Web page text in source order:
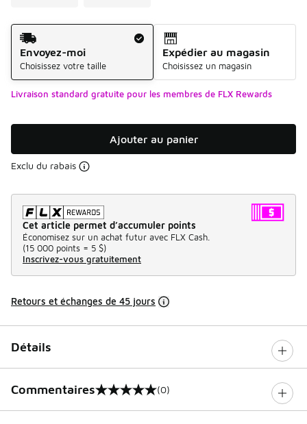
Méthode d’expédition
Envoyez-moi
Choisissez votre taille
Expédier au magasin
Choisissez un magasin
Livraison standard gratuite pour les membres de FLX Rewards
Ajouter au panier
Exclu du rabais
Cet article permet d’accumuler points
Économisez sur un achat futur avec FLX Cash.
(15 000 points = 5 $)
Inscrivez-vous gratuitement
Retours et échanges de 45 jours
Détails
Commentaires
0 sur 5 notes (0)